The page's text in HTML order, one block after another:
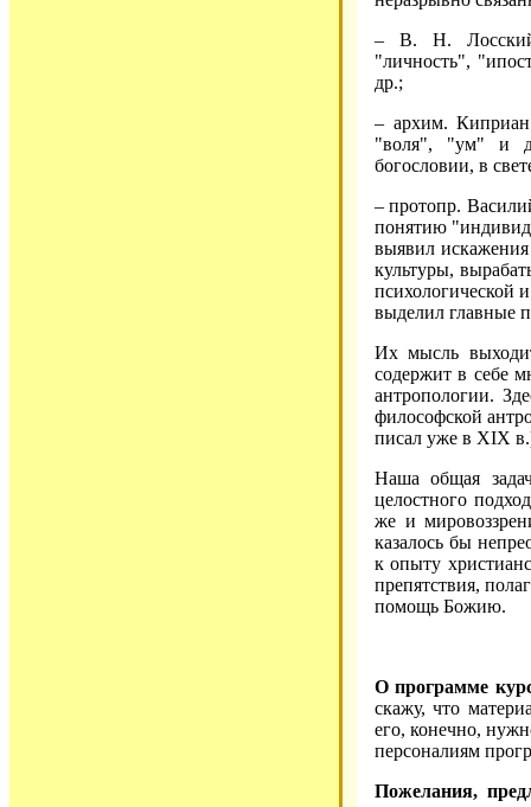
– В. Н. Лосский
"личность",
др.;
– архим.
"воля", "ум" и
богословии, в
– протопр.
понятию
выявил
культуры,
психологической
выделил главные
Их мысль
содержит в себе
антропологии.
философской
писал уже в XIX
Наша общая
целостного
же и
казалось бы
к опыту
препятствия,
помощь Божию.
О программе
скажу, что
его, конечно,
персоналиям
Пожелания,